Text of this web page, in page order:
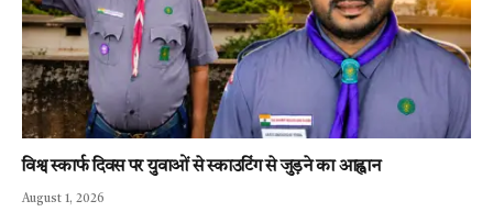
विश्व स्कार्फ दिवस पर युवाओं से स्काउटिंग से जुड़ने का आह्वान
August 1, 2026